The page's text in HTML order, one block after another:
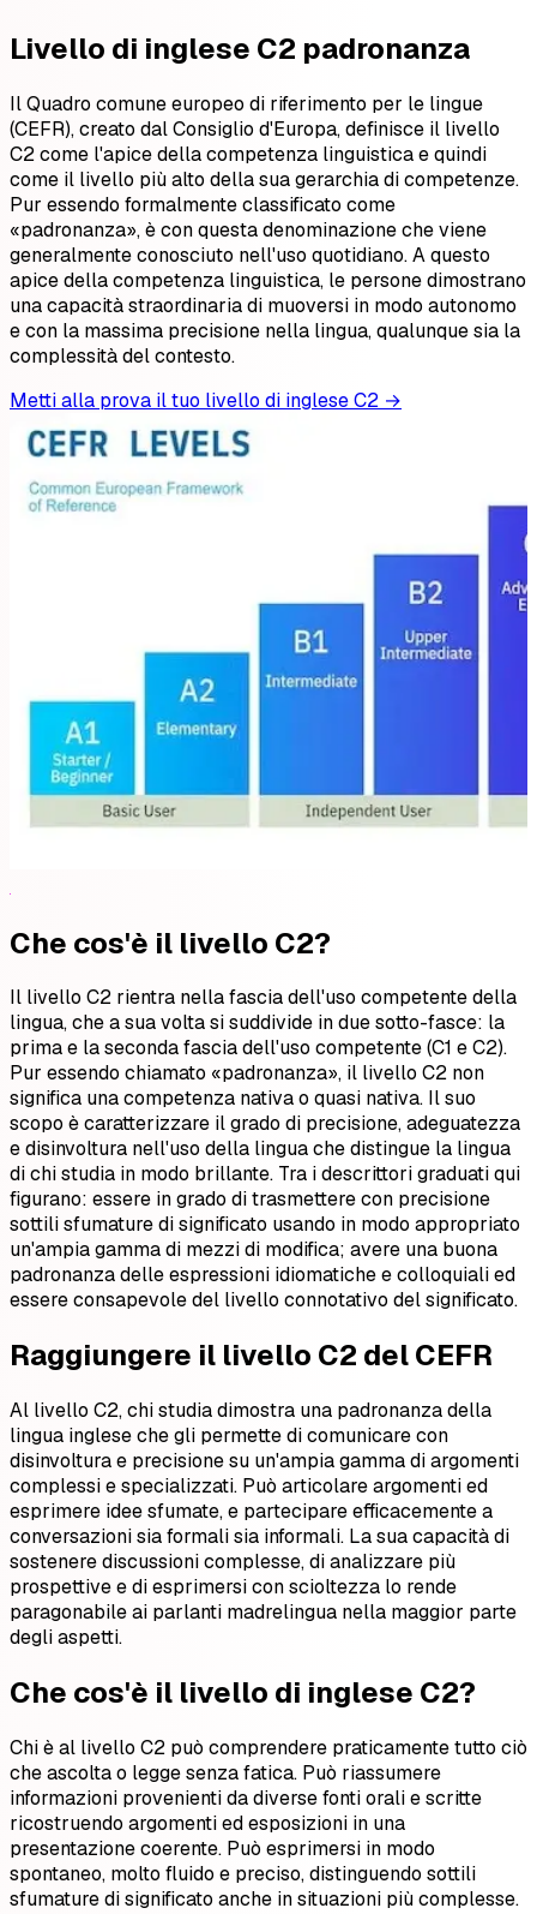
Livello di inglese C2 padronanza
Il Quadro comune europeo di riferimento per le lingue
(CEFR), creato dal Consiglio d'Europa, definisce il livello
C2 come l'apice della competenza linguistica e quindi
come il livello più alto della sua gerarchia di competenze.
Pur essendo formalmente classificato come
«padronanza», è con questa denominazione che viene
generalmente conosciuto nell'uso quotidiano. A questo
apice della competenza linguistica, le persone dimostrano
una capacità straordinaria di muoversi in modo autonomo
e con la massima precisione nella lingua, qualunque sia la
complessità del contesto.
Metti alla prova il tuo livello di inglese C2 →
Che cos'è il livello C2?
Il livello C2 rientra nella fascia dell'uso competente della
lingua, che a sua volta si suddivide in due sotto-fasce: la
prima e la seconda fascia dell'uso competente (C1 e C2).
Pur essendo chiamato «padronanza», il livello C2 non
significa una competenza nativa o quasi nativa. Il suo
scopo è caratterizzare il grado di precisione, adeguatezza
e disinvoltura nell'uso della lingua che distingue la lingua
di chi studia in modo brillante. Tra i descrittori graduati qui
figurano: essere in grado di trasmettere con precisione
sottili sfumature di significato usando in modo appropriato
un'ampia gamma di mezzi di modifica; avere una buona
padronanza delle espressioni idiomatiche e colloquiali ed
essere consapevole del livello connotativo del significato.
Raggiungere il livello C2 del CEFR
Al livello C2, chi studia dimostra una padronanza della
lingua inglese che gli permette di comunicare con
disinvoltura e precisione su un'ampia gamma di argomenti
complessi e specializzati. Può articolare argomenti ed
esprimere idee sfumate, e partecipare efficacemente a
conversazioni sia formali sia informali. La sua capacità di
sostenere discussioni complesse, di analizzare più
prospettive e di esprimersi con scioltezza lo rende
paragonabile ai parlanti madrelingua nella maggior parte
degli aspetti.
Che cos'è il livello di inglese C2?
Chi è al livello C2 può comprendere praticamente tutto ciò
che ascolta o legge senza fatica. Può riassumere
informazioni provenienti da diverse fonti orali e scritte
ricostruendo argomenti ed esposizioni in una
presentazione coerente. Può esprimersi in modo
spontaneo, molto fluido e preciso, distinguendo sottili
sfumature di significato anche in situazioni più complesse.